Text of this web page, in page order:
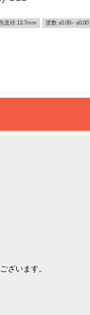
直径 13.7mm 度数 ±0.00~ ±0.00
ざいます。